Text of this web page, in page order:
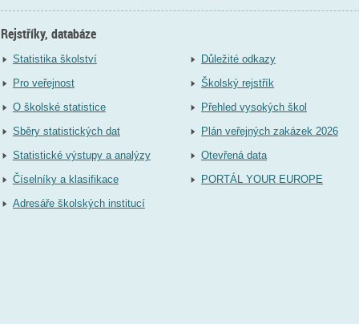
Rejstříky, databáze
Statistika školství
Pro veřejnost
O školské statistice
Sběry statistických dat
Statistické výstupy a analýzy
Číselníky a klasifikace
Adresáře školských institucí
Důležité odkazy
Školský rejstřík
Přehled vysokých škol
Plán veřejných zakázek 2026
Otevřená data
PORTÁL YOUR EUROPE